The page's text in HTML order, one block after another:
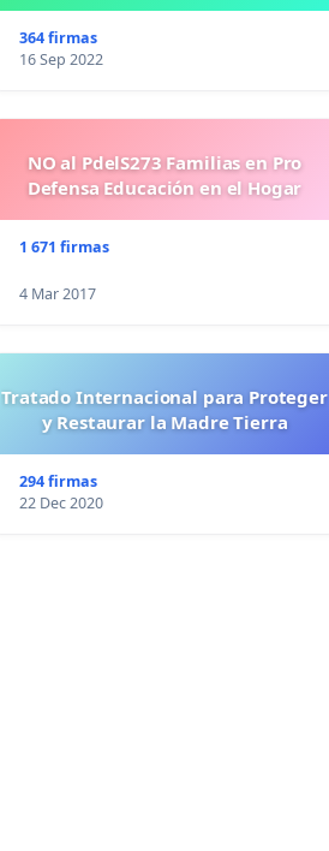
364 firmas
16 Sep 2022
NO al PdelS273 Familias en Pro
Defensa Educación en el Hogar
1 671 firmas
4 Mar 2017
Tratado Internacional para Proteger
y Restaurar la Madre Tierra
294 firmas
22 Dec 2020